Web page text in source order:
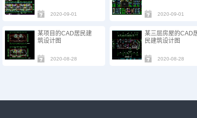
2020-09-01 2020-09-01
某项目的CAD居民建
筑设计图
2020-08-28
某三层房屋的CAD
民建筑设计图
2020-08-28